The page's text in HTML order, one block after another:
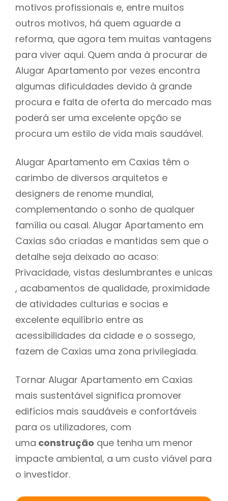
motivos profissionais e, entre muitos
outros motivos, há quem aguarde a
reforma, que agora tem muitas vantagens
para viver aqui. Quem anda à procurar de
Alugar Apartamento por vezes encontra
algumas dificuldades devido à grande
procura e falta de oferta do mercado mas
poderá ser uma excelente opção se
procura um estilo de vida mais saudável.
Alugar Apartamento em Caxias têm o
carimbo de diversos arquitetos e
designers de renome mundial,
complementando o sonho de qualquer
família ou casal. Alugar Apartamento em
Caxias são criadas e mantidas sem que o
detalhe seja deixado ao acaso:
Privacidade, vistas deslumbrantes e unicas
, acabamentos de qualidade, proximidade
de atividades culturias e socias e
excelente equilíbrio entre as
acessibilidades da cidade e o sossego,
fazem de Caxias uma zona privilegiada.
Tornar Alugar Apartamento em Caxias
mais sustentável significa promover
edifícios mais saudáveis e confortáveis
para os utilizadores, com
uma construção que tenha um menor
impacte ambiental, a um custo viável para
o investidor.